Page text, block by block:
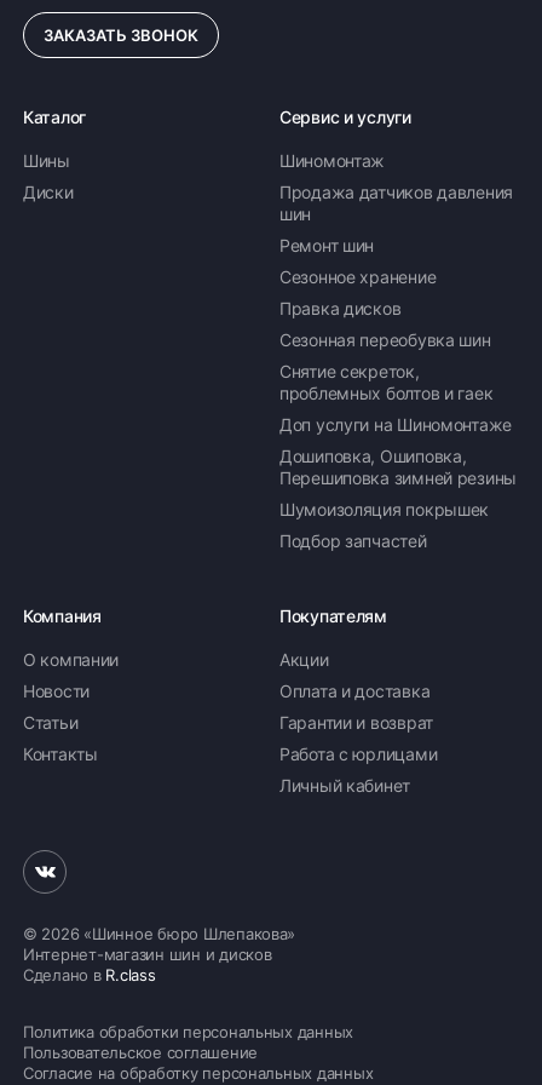
ЗАКАЗАТЬ ЗВОНОК
Каталог
Шины
Диски
Сервис и услуги
Шиномонтаж
Продажа датчиков давления
шин
Ремонт шин
Сезонное хранение
Правка дисков
Сезонная переобувка шин
Снятие секреток,
проблемных болтов и гаек
Доп услуги на Шиномонтаже
Дошиповка, Ошиповка,
Перешиповка зимней резины
Шумоизоляция покрышек
Подбор запчастей
Компания
О компании
Новости
Статьи
Контакты
Покупателям
Акции
Оплата и доставка
Гарантии и возврат
Работа с юрлицами
Личный кабинет
© 2026 «Шинное бюро Шлепакова»
Интернет-магазин шин и дисков
Сделано в R.class
Политика обработки персональных данных
Пользовательское соглашение
Согласие на обработку персональных данных